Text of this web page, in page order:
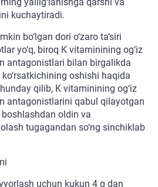
kuchaytiradi.
bo‘lgan dori o‘zaro ta’siri
yo‘q, biroq K vitaminining og‘iz
antagonistlari bilan birgalikda
oshishi haqida
qilib, K vitaminining og‘iz
antagonistlarini qabul qilayotgan
oldin va
tugagandan so‘ng sinchiklab
uchun kukun 4 g dan